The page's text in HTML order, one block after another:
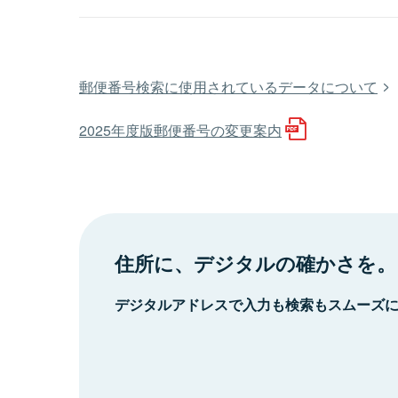
郵便番号検索に使用されているデータについて
2025年度版郵便番号の変更案内
住所に、デジタルの確かさを。
デジタルアドレスで入力も検索もスムーズ